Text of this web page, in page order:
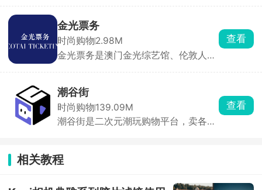
名照、海报以及明星同款好物等等，价
格明细，每一件商品都有详情的介绍，
正品包邮，秒拍秒发，快速送达粉丝们
的手上。
金光票务
时尚购物2.98M
金光票务是澳门金光综艺馆、伦敦人综
音乐会、艺术展，比如 teamLab 展览
票也在这里发售。开票时是排队等候模
式，提前注册账号、填好个人信息能节
省时间，支持在线选座，购票成功后有
通知。
查看
潮谷街
时尚购物139.09M
潮谷街是二次元潮玩购物平台，卖各类
现场拆盒，盲盒能看到库存和概率，相
对透明。商品配有防伪编码，能够核验
查看
相关教程